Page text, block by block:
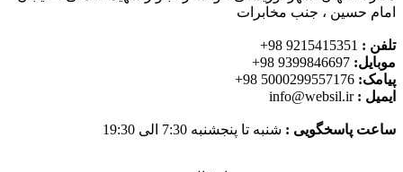
امام حسین ، جنب مخابرات
تلفن :
موبایل:
پیامک:
ایمیل : info@websil.ir
ساعت پاسخگویی : شنبه تا پنجشنبه 7:30 الی 19:30